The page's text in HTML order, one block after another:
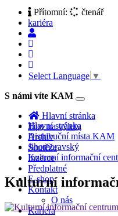
Přítomní:
čtenář
kariéra
Select Language ▼
S námi víte KAM
Toggle
navigation
Hlavní stránka
Tipy na výlety
Archiv
Soutěže
Inzerce
Předplatné
E-shop
Kontakt
O nás
Kariéra
Hlavní stránka
Distribuční místa KAM
Jihomoravský
Kulturní informační
Kulturní